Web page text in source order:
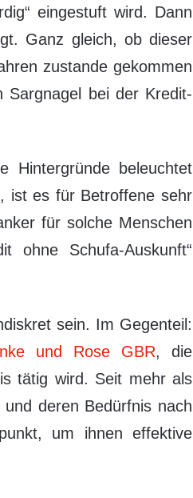
eingestuft wird. Dann
Ganz gleich, ob dieser
zustande gekommen
bei der Kredit-
Hintergründe beleuchtet
ist es für Betroffene sehr
für solche Menschen
ohne Schufa-Auskunft“
sein. Im Gegenteil:
und Rose GBR, die
tätig wird. Seit mehr als
deren Bedürfnis nach
um ihnen effektive